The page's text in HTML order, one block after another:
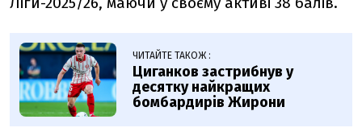
ЧИТАЙТЕ ТАКОЖ :
Циганков застрибнув у
десятку найкращих
бомбардирів Жирони